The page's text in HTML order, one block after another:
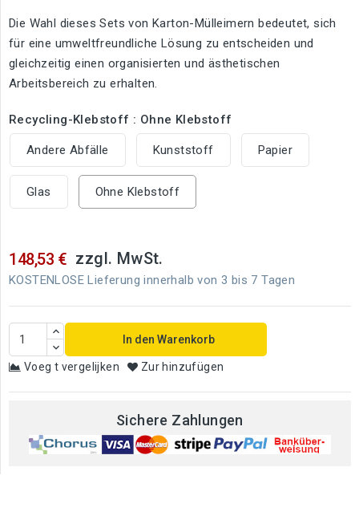
Die Wahl dieses Sets von Karton-Mülleimern bedeutet, sich
für eine umweltfreundliche Lösung zu entscheiden und
gleichzeitig einen organisierten und ästhetischen
Arbeitsbereich zu erhalten.
Recycling-Klebstoff : Ohne Klebstoff
Andere Abfälle Kunststoff Papier
Glas Ohne Klebstoff
148,53 € zzgl. MwSt.
KOSTENLOSE Lieferung innerhalb von 3 bis 7 Tagen
In den Warenkorb
Voeg t vergelijken Zur hinzufügen
Sichere Zahlungen